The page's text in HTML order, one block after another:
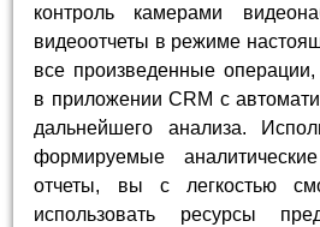
контроль камерами
видеоотчеты в режиме
все произведенные операции,
в приложении CRM с
дальнейшего анализа.
формируемые
отчеты, вы с легкостью
использовать ресурсы